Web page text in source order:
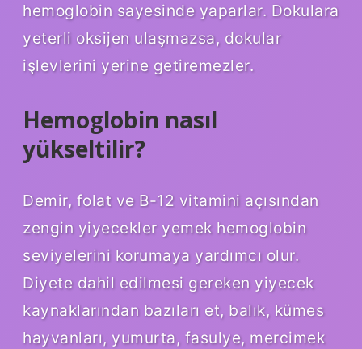
hemoglobin sayesinde yaparlar. Dokulara
yeterli oksijen ulaşmazsa, dokular
işlevlerini yerine getiremezler.
Hemoglobin nasıl
yükseltilir?
Demir, folat ve B-12 vitamini açısından
zengin yiyecekler yemek hemoglobin
seviyelerini korumaya yardımcı olur.
Diyete dahil edilmesi gereken yiyecek
kaynaklarından bazıları et, balık, kümes
hayvanları, yumurta, fasulye, mercimek